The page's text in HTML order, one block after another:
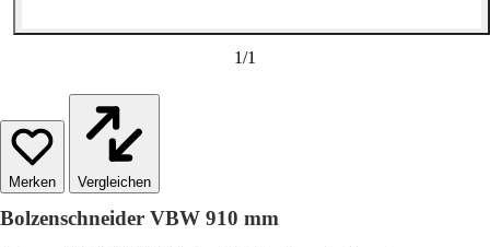
1/1
Vergleichen
Bolzenschneider VBW 910 mm